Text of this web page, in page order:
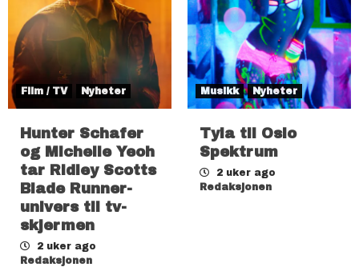
Film / TV Nyheter
Hunter Schafer
og Michelle Yeoh
tar Ridley Scotts
Blade Runner-
univers til tv-
skjermen
2 uker ago
Redaksjonen
Musikk Nyheter
Tyla til Oslo
Spektrum
2 uker ago
Redaksjonen